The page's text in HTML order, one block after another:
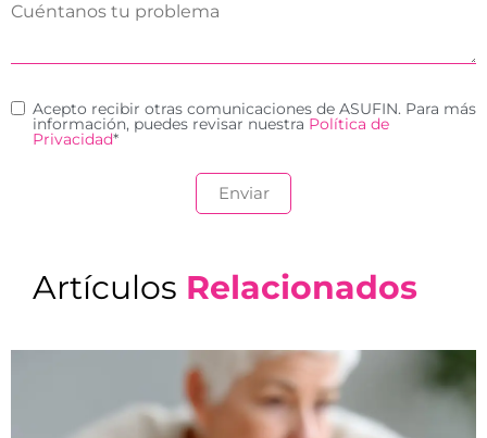
Acepto recibir otras comunicaciones de ASUFIN. Para más
información, puedes revisar nuestra Política de
Privacidad*
Artículos Relacionados